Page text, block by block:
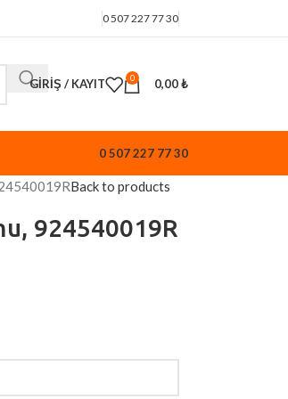
0 507 227 77 30
GIRIŞ / KAYIT 0 0,00₺
0 507 227 77 30
Back to products
924540019R